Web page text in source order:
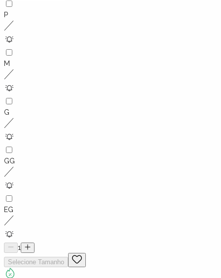
P
M
G
GG
EG
1
Selecione Tamanho